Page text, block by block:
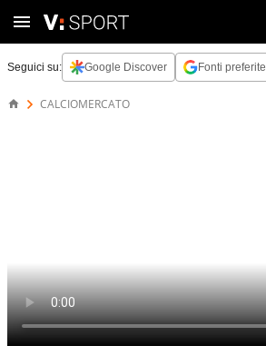
Seguici su: Google Discover Fonti preferite
CALCIOMERCATO